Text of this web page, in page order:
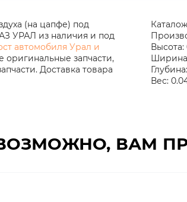
(на цапфе) под
УРАЛ из наличия и под
автомобиля Урал и
оригинальные запчасти,
Доставка товара
Высота:
Глубина:
Вес:
ВАМ